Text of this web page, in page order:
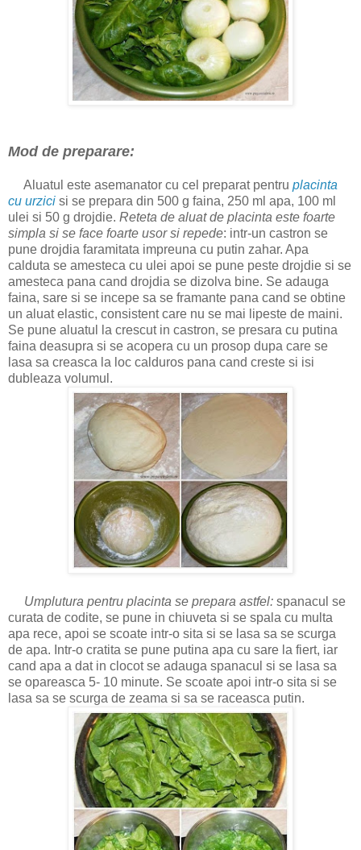
Mod de preparare:
Aluatul este asemanator cu cel preparat pentru placinta
cu urzici si se prepara din 500 g faina, 250 ml apa, 100 ml
ulei si 50 g drojdie. Reteta de aluat de placinta este foarte
simpla si se face foarte usor si repede: intr-un castron se
pune drojdia faramitata impreuna cu putin zahar. Apa
calduta se amesteca cu ulei apoi se pune peste drojdie si se
amesteca pana cand drojdia se dizolva bine. Se adauga
faina, sare si se incepe sa se framante pana cand se obtine
un aluat elastic, consistent care nu se mai lipeste de maini.
Se pune aluatul la crescut in castron, se presara cu putina
faina deasupra si se acopera cu un prosop dupa care se
lasa sa creasca la loc calduros pana cand creste si isi
dubleaza volumul.
Umplutura pentru placinta se prepara astfel: spanacul se
curata de codite, se pune in chiuveta si se spala cu multa
apa rece, apoi se scoate intr-o sita si se lasa sa se scurga
de apa. Intr-o cratita se pune putina apa cu sare la fiert, iar
cand apa a dat in clocot se adauga spanacul si se lasa sa
se opareasca 5- 10 minute. Se scoate apoi intr-o sita si se
lasa sa se scurga de zeama si sa se raceasca putin.